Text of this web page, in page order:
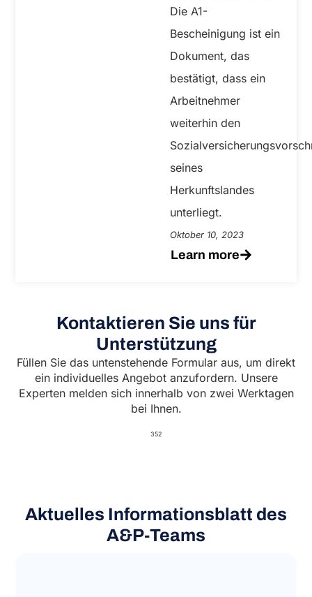
Die A1-
Bescheinigung ist ein
Dokument, das
bestätigt, dass ein
Arbeitnehmer
weiterhin den
seines
Herkunftslandes
unterliegt.
Oktober 10, 2023
Learn more
Kontaktieren Sie uns für
Unterstützung
Füllen Sie das untenstehende Formular aus, um direkt
ein individuelles Angebot anzufordern. Unsere
Experten melden sich innerhalb von zwei Werktagen
bei Ihnen.
352
Aktuelles Informationsblatt des
A&P‑Teams